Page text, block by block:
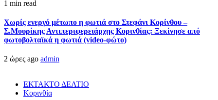
1 min read
Χωρίς ενεργό μέτωπο η φωτιά στο Στεφάνι Κορίνθου –
Σ.Μουρίκης Αντιπεριφερειάρχης Κορινθίας: Ξεκίνησε από
φωτοβολταϊκά η φωτιά (video-φώτο)
2 ώρες ago admin
ΕΚΤΑΚΤΟ ΔΕΛΤΙΟ
Κορινθία